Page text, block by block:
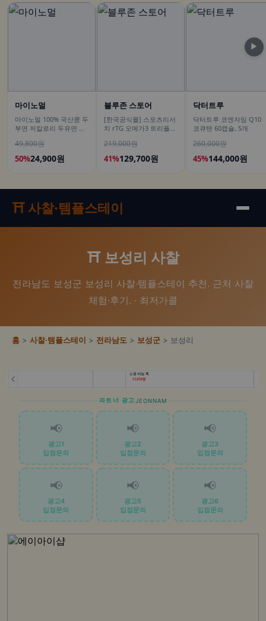
마이노멀
마이노멀 100% 국산콩 두
부면 저칼로리 두유면 식
10개입
49,800원
50%24,900원
블루존 스토어
[한국공식몰] 스포츠리서
치 rTG 오메가3 트리플
태 180정, 2개
219,000원
41%129,700원
닥터트루
닥터트루 코엔자임 Q10
코큐텐 60캡슐, 5개
260,000원
45%144,000원
▶
⛩️ 사찰·템플스테이
⛩️ 보성리 사찰
전라남도 보성군 보성리 사찰·템플스테이 추천. 근처 사찰
체험·후기. · 최저가콜
홈 > 사찰·템플스테이 > 전라남도 > 보성군 > 보성리
파트너 광고JEONNAM
📢
광고1
입점문의
📢
광고2
입점문의
📢
광고3
입점문의
📢
광고4
입점문의
📢
광고5
입점문의
📢
광고6
입점문의